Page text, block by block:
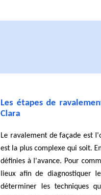
Les étapes de
Clara
Le ravalement de façade est
est la plus complexe qui soit.
définies à l'avance. Pour
lieux afin de
déterminer les techniques